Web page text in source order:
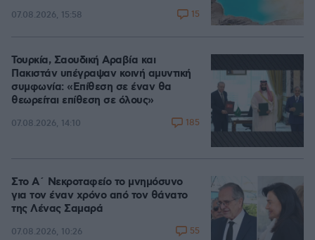
07.08.2026, 15:58 15
Τουρκία, Σαουδική Αραβία και
Πακιστάν υπέγραψαν κοινή αμυντική
συμφωνία: «Επίθεση σε έναν θα
θεωρείται επίθεση σε όλους»
07.08.2026, 14:10 185
Στο Α΄ Νεκροταφείο το μνημόσυνο
για τον έναν χρόνο από τον θάνατο
της Λένας Σαμαρά
07.08.2026, 10:26 55